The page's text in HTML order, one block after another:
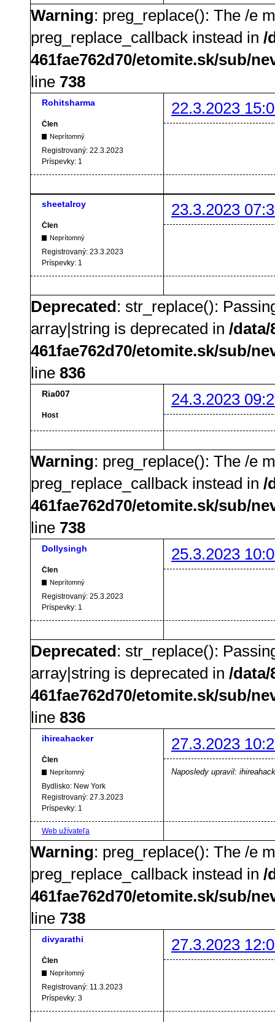
Warning: preg_replace(): The /e
preg_replace_callback instead in /
461fae762d70/etomite.sk/sub/
line 738
Rohitsharma 22.3.2023
Člen
Neprítomný
Registrovaný: 22.3.2023
Príspevky: 1
sheetalroy 23.3.2023
Člen
Neprítomný
Registrovaný: 23.3.2023
Príspevky: 1
Deprecated: str_replace():
array|string is deprecated in /data/
461fae762d70/etomite.sk/sub/
line 836
Ria007 24.3.2023
Host
Warning: preg_replace(): The /e
preg_replace_callback instead in /
461fae762d70/etomite.sk/sub/
line 738
Dollysingh 25.3.2023
Člen
Neprítomný
Registrovaný: 25.3.2023
Príspevky: 1
Deprecated: str_replace():
array|string is deprecated in /data/
461fae762d70/etomite.sk/sub/
line 836
ihireahacker 27.3.2023
Člen
Neprítomný
Bydlisko: New York
Registrovaný: 27.3.2023
Príspevky: 1
Naposledy upravil:
Web užívateľa
Warning: preg_replace(): The /e
preg_replace_callback instead in /
461fae762d70/etomite.sk/sub/
line 738
divyarathi 27.3.2023
Člen
Neprítomný
Registrovaný: 11.3.2023
Príspevky: 3